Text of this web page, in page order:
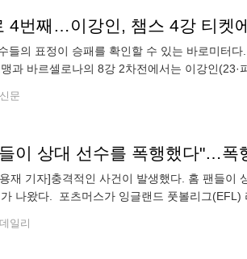
4번째…이강인, 챔스 4강 티켓에
들의 표정이 승패를 확인할 수 있는 바로미터
과 바르셀로나의 8강 2차전에서는 이강인
문
재 기자]충격적인 사건이 발생했다. 홈 팬들이
나왔다. 포츠머스가 잉글랜드 풋볼리그(EFL)
일리